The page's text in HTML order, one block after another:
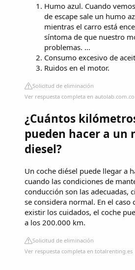
Humo azul. Cuando
de escape sale un humo
mientras el carro está
síntoma de que nuestro
problemas. ...
Consumo excesivo de
Ruidos en el motor.
Solicitud de eliminación
Ver respuesta completa en autolab.com.co
¿Cuántos
pueden hacer a un
diesel?
Un coche diésel puede llegar a
cuando las condiciones de
conducción son las adecuadas,
se considera normal. En el caso
existir los cuidados, el coche
a los 200.000 km.
Solicitud de eliminación
Ver respuesta completa en totalrenting.es